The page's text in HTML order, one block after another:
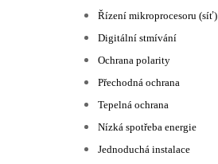
Řízení mikroprocesoru (síť)
Digitální stmívání
Ochrana polarity
Přechodná ochrana
Tepelná ochrana
Nízká spotřeba energie
Jednoduchá instalace